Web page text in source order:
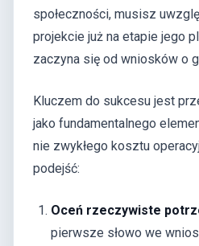
społeczności, musisz
projekcie już na etapie jego
zaczyna się od wniosków o
Kluczem do sukcesu jest
jako fundamentalnego
nie zwykłego kosztu
podejść:
Oceń rzeczywiste
pierwsze słowo we